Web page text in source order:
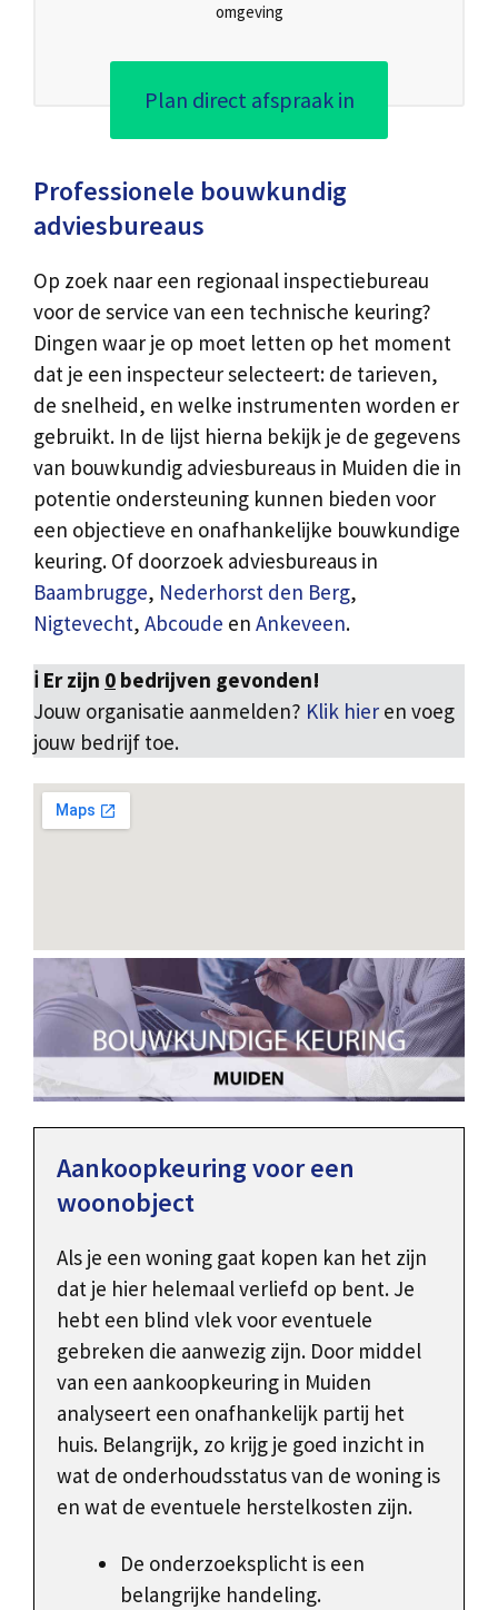
omgeving
Plan direct afspraak in
Professionele bouwkundig
adviesbureaus
Op zoek naar een regionaal inspectiebureau
voor de service van een technische keuring?
Dingen waar je op moet letten op het moment
dat je een inspecteur selecteert: de tarieven,
de snelheid, en welke instrumenten worden er
gebruikt. In de lijst hierna bekijk je de gegevens
van bouwkundig adviesbureaus in Muiden die in
potentie ondersteuning kunnen bieden voor
een objectieve en onafhankelijke bouwkundige
keuring. Of doorzoek adviesbureaus in
Baambrugge, Nederhorst den Berg,
Nigtevecht, Abcoude en Ankeveen.
ℹ️ Er zijn 0 bedrijven gevonden!
Jouw organisatie aanmelden? Klik hier en voeg
jouw bedrijf toe.
Aankoopkeuring voor een
woonobject
Als je een woning gaat kopen kan het zijn
dat je hier helemaal verliefd op bent. Je
hebt een blind vlek voor eventuele
gebreken die aanwezig zijn. Door middel
van een aankoopkeuring in Muiden
analyseert een onafhankelijk partij het
huis. Belangrijk, zo krijg je goed inzicht in
wat de onderhoudsstatus van de woning is
en wat de eventuele herstelkosten zijn.
De onderzoeksplicht is een
belangrijke handeling.